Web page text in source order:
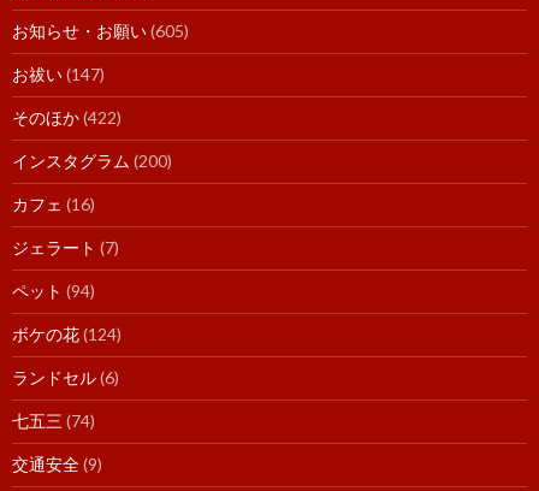
お知らせ・お願い(605)
お祓い(147)
そのほか(422)
インスタグラム (200)
カフェ (16)
ジェラート (7)
ペット (94)
ボケの花(124)
ランドセル(6)
七五三 (74)
交通安全(9)